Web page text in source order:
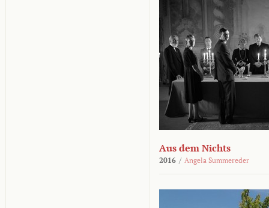
Aus dem Nichts
2016 / Angela Summereder